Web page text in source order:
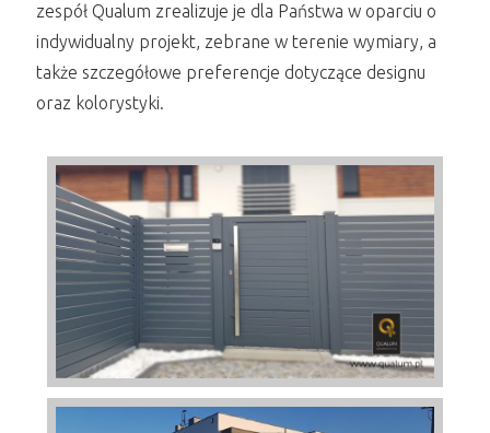
zespół Qualum zrealizuje je dla Państwa w oparciu o
indywidualny projekt, zebrane w terenie wymiary, a
także szczegółowe preferencje dotyczące designu
oraz kolorystyki.